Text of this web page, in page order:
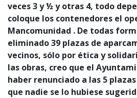
veces 3 y ½ y otras 4, todo
coloque los contenedores el
Mancomunidad . De todas
eliminado 39 plazas de
vecinos, sólo por ética y
las obras, creo que el
haber renunciado a las 5
que nadie se lo hubiese